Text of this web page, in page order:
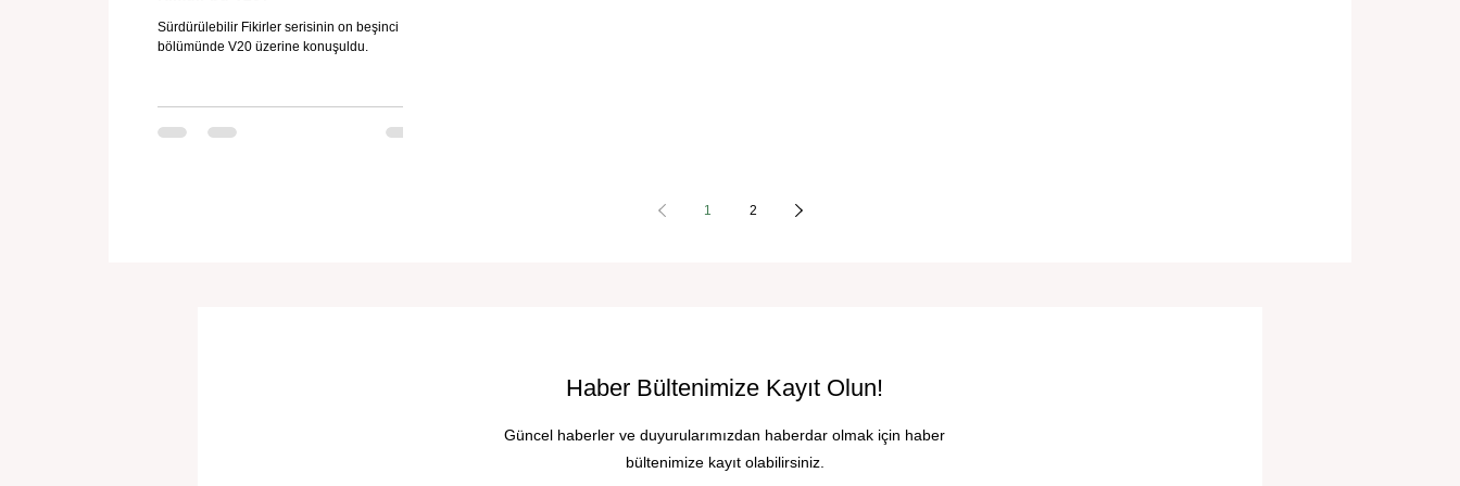
Sürdürülebilir Fikirler serisinin on beşinci
bölümünde V20 üzerine konuşuldu.
1 2
Haber Bültenimize Kayıt Olun!
Güncel haberler ve duyurularımızdan haberdar olmak için haber
bültenimize kayıt olabilirsiniz.